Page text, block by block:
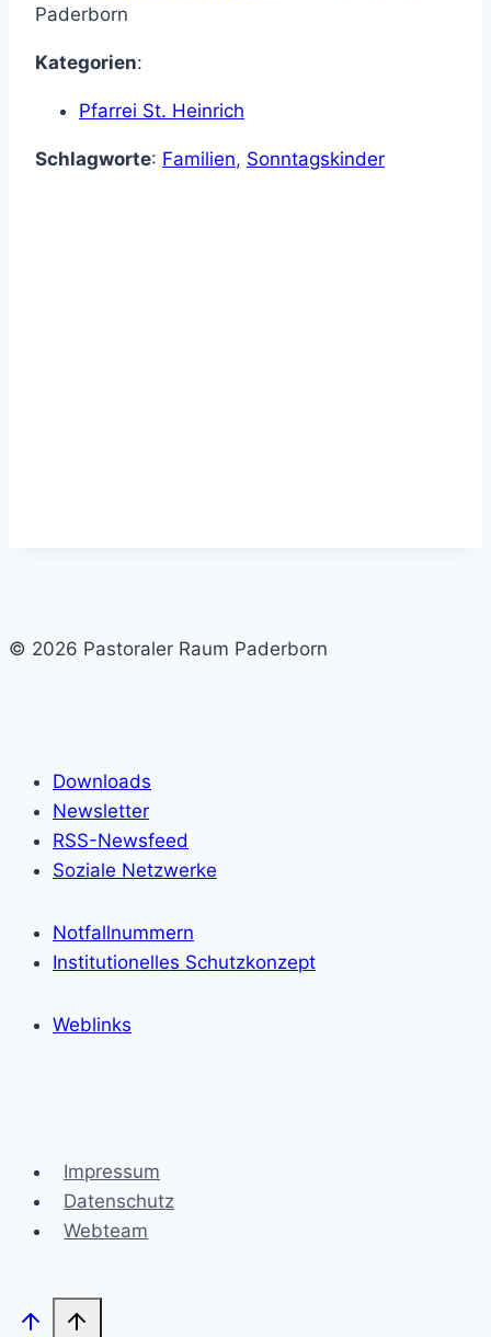
Paderborn
Kategorien:
Pfarrei St. Heinrich
Schlagworte: Familien, Sonntagskinder
© 2026 Pastoraler Raum Paderborn
Downloads
Newsletter
RSS-Newsfeed
Soziale Netzwerke
Notfallnummern
Institutionelles Schutzkonzept
Weblinks
Impressum
Datenschutz
Webteam